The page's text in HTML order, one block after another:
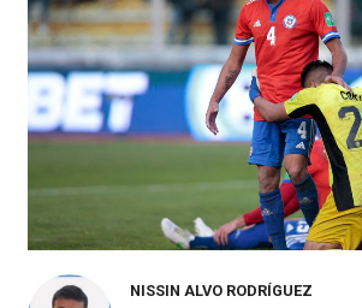
NISSIN ALVO RODRÍGUEZ